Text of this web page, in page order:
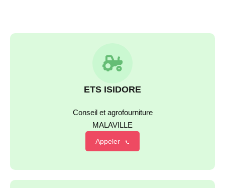
ETS ISIDORE
Conseil et agrofourniture
MALAVILLE
Appeler